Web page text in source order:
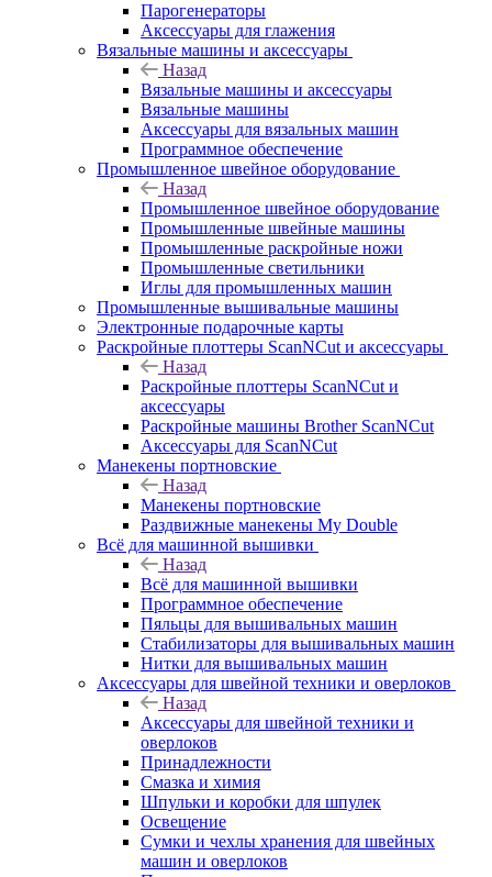
Парогенераторы
Аксессуары для глажения
Вязальные машины и аксессуары
Назад
Вязальные машины и аксессуары
Вязальные машины
Аксессуары для вязальных машин
Программное обеспечение
Промышленное швейное оборудование
Назад
Промышленное швейное оборудование
Промышленные швейные машины
Промышленные раскройные ножи
Промышленные светильники
Иглы для промышленных машин
Промышленные вышивальные машины
Электронные подарочные карты
Раскройные плоттеры ScanNCut и аксессуары
Назад
Раскройные плоттеры ScanNCut и
аксессуары
Раскройные машины Brother ScanNCut
Аксессуары для ScanNCut
Манекены портновские
Назад
Манекены портновские
Раздвижные манекены My Double
Всё для машинной вышивки
Назад
Всё для машинной вышивки
Программное обеспечение
Пяльцы для вышивальных машин
Стабилизаторы для вышивальных машин
Нитки для вышивальных машин
Аксессуары для швейной техники и оверлоков
Назад
Аксессуары для швейной техники и
оверлоков
Принадлежности
Смазка и химия
Шпульки и коробки для шпулек
Освещение
Сумки и чехлы хранения для швейных
машин и оверлоков